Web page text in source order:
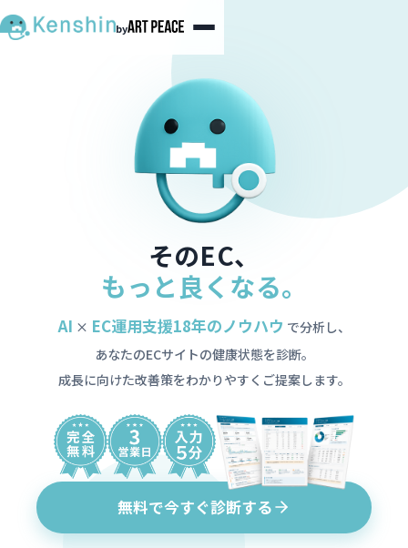
by
そのEC、
もっと良くなる。
AI × EC運用支援18年のノウハウ で分析し、
あなたのECサイトの健康状態を診断。
成長に向けた改善策をわかりやすくご提案します。
無料で今すぐ診断する